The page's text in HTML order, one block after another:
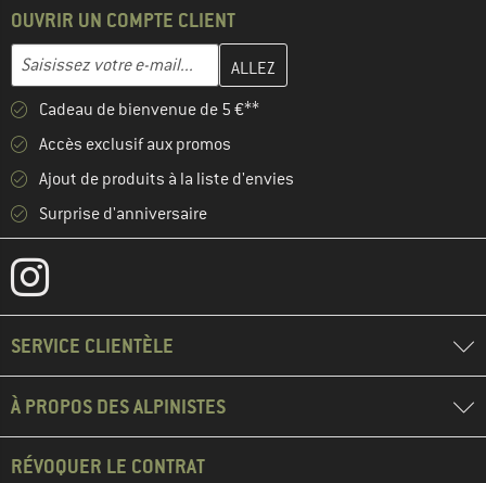
OUVRIR UN COMPTE CLIENT
Adresse e-mail
Entrez votre adresse e-mail ici et créez votre compte client à la
Cadeau de bienvenue de 5 €**
Accès exclusif aux promos
Ajout de produits à la liste d'envies
Surprise d'anniversaire
SERVICE CLIENTÈLE
À PROPOS DES ALPINISTES
RÉVOQUER LE CONTRAT